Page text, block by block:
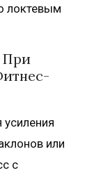
локтевым
При
или
с